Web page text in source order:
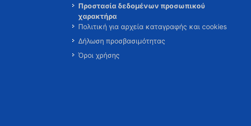
Προστασία δεδομένων προσωπικού
χαρακτήρα
Πολιτική για αρχεία καταγραφής και cookies
Δήλωση προσβασιμότητας
Όροι χρήσης